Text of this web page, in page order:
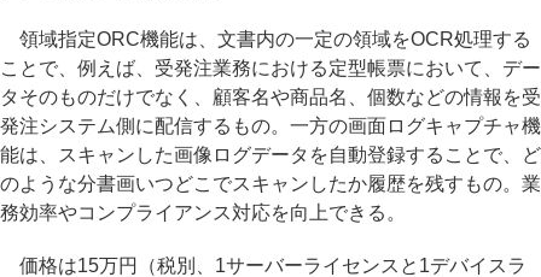
領域指定ORC機能は、文書内の一定の領域をOCR処理する
ことで、例えば、受発注業務における定型帳票において、デー
タそのものだけでなく、顧客名や商品名、個数などの情報を受
発注システム側に配信するもの。一方の画面ログキャプチャ機
能は、スキャンした画像ログデータを自動登録することで、ど
のような分書画いつどこでスキャンしたか履歴を残すもの。業
務効率やコンプライアンス対応を向上できる。
価格は15万円（税別、1サーバーライセンスと1デバイスラ